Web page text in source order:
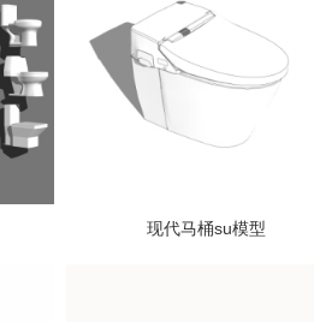
现代马桶su模型